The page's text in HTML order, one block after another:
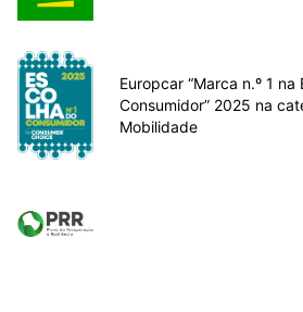
Europcar “Marca n.º 1 na
Consumidor” 2025 na
Mobilidade